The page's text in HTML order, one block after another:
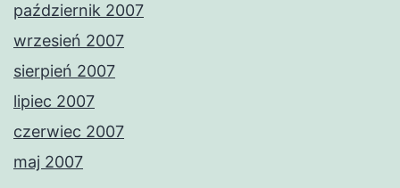
październik 2007
wrzesień 2007
sierpień 2007
lipiec 2007
czerwiec 2007
maj 2007